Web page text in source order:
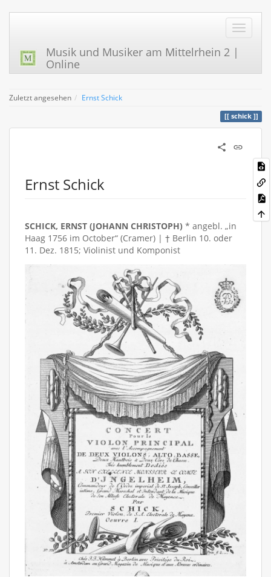
Musik und Musiker am Mittelrhein 2 |
Online
Zuletzt angesehen Ernst Schick
schick
Ernst Schick
SCHICK, ERNST (JOHANN CHRISTOPH) * angebl. „in
Haag 1756 im October“ (Cramer) | † Berlin 10. oder
11. Dez. 1815; Violinist und Komponist